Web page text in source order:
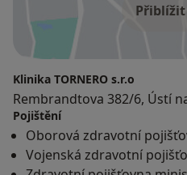
Klinika TORNERO s.r.o
Rembrandtova 382/6, Ústí
Pojištění
Oborová zdravotní
Vojenská zdravotní